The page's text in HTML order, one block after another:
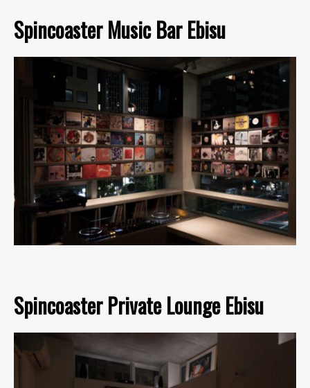
Spincoaster Music Bar Ebisu
Spincoaster Private Lounge Ebisu